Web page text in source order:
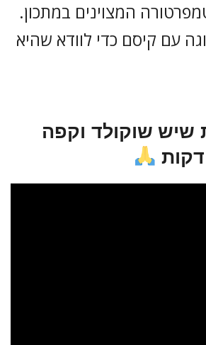
המצוינים במתכון.
עם קיסם כדי לוודא שהיא
שיש שוקולד וקפה